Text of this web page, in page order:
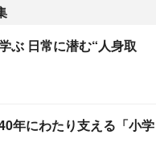
ぶ 日常に潜む“人身取
年にわたり支える「小学